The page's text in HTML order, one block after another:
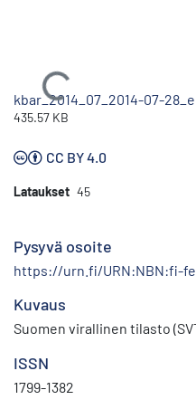
Ladataan...
kbar_2014_07_2014-07-
435.57 KB
CC BY 4.0
Lataukset 45
Pysyvä osoite
https://urn.fi/URN:NBN:fi-
Kuvaus
Suomen virallinen tilasto
ISSN
1799-1382